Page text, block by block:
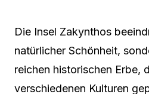
Die Insel Zakynthos
natürlicher Schönheit,
reichen historischen Erbe,
verschiedenen Kulturen